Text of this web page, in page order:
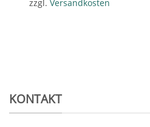
zzgl. Versandkosten
KONTAKT